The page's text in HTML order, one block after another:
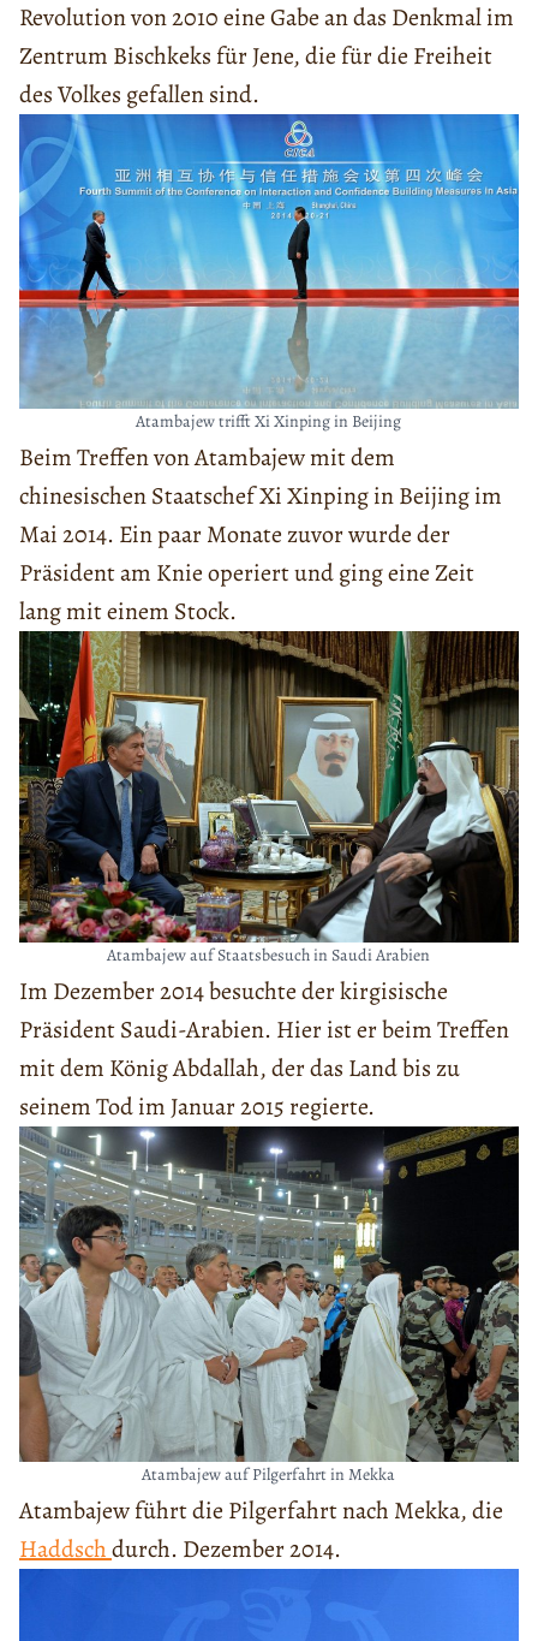
Revolution von 2010 eine Gabe an das Denkmal im
Zentrum Bischkeks für Jene, die für die Freiheit
des Volkes gefallen sind.
Atambajew trifft Xi Xinping in Beijing
Beim Treffen von Atambajew mit dem
chinesischen Staatschef Xi Xinping in Beijing im
Mai 2014. Ein paar Monate zuvor wurde der
Präsident am Knie operiert und ging eine Zeit
lang mit einem Stock.
Atambajew auf Staatsbesuch in Saudi Arabien
Im Dezember 2014 besuchte der kirgisische
Präsident Saudi-Arabien. Hier ist er beim Treffen
mit dem König Abdallah, der das Land bis zu
seinem Tod im Januar 2015 regierte.
Atambajew auf Pilgerfahrt in Mekka
Atambajew führt die Pilgerfahrt nach Mekka, die
Haddschdurch. Dezember 2014.